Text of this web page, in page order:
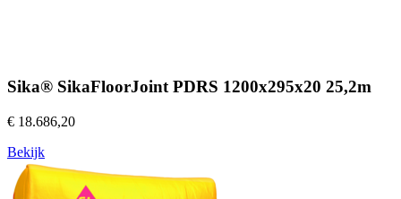
Sika® SikaFloorJoint PDRS 1200x295x20 25,2m
€ 18.686,20
Bekijk